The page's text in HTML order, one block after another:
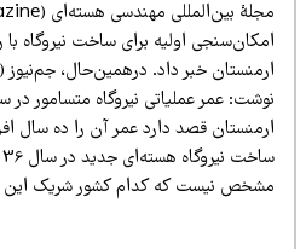
قصد دارد عمر آن را ده سال افزایش
ساخت
نیست که کدام کشور شریک این پروژه